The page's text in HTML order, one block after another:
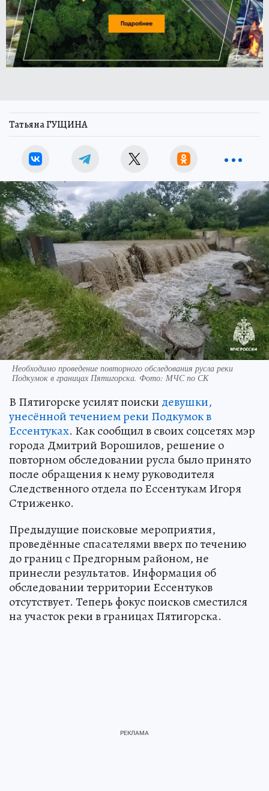
Татьяна ГУЩИНА
Необходимо проведение повторного обследования русла реки
Подкумок в границах Пятигорска. Фото: МЧС по СК
В Пятигорске усилят поиски девушки,
унесённой течением реки Подкумок в
Ессентуках. Как сообщил в своих соцсетях мэр
города Дмитрий Ворошилов, решение о
повторном обследовании русла было принято
после обращения к нему руководителя
Следственного отдела по Ессентукам Игоря
Стриженко.
Предыдущие поисковые мероприятия,
проведённые спасателями вверх по течению
до границ с Предгорным районом, не
принесли результатов. Информация об
обследовании территории Ессентуков
отсутствует. Теперь фокус поисков сместился
на участок реки в границах Пятигорска.